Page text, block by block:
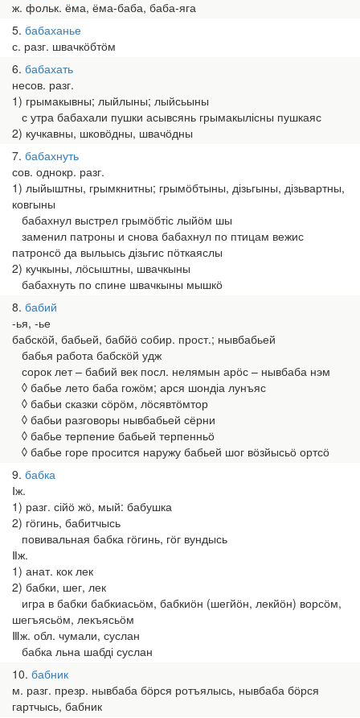
ж. фольк. ёма, ёма-баба, баба-яга
5 бабаханье
с. разг. швачкӧбтӧм
6 бабахать
несов. разг.
1) грымакывны; лыйлыны; лыйсьыны
с утра бабахали пушки асывсянь грымакылісны пушкаяс
2) кучкавны, шковӧдны, швачӧдны
7 бабахнуть
сов. однокр. разг.
1) лыйыштны, грымкнитны; грымӧбтыны, дізьгыны, дізьвартны,
ковгыны
бабахнул выстрел грымӧбтіс лыйӧм шы
заменил патроны и снова бабахнул по птицам вежис
патронсӧ да выльысь дізьгис пӧткаяслы
2) кучкыны, лӧсыштны, швачкыны
бабахнуть по спине швачкыны мышкӧ
8 бабий
-ья, -ье
бабскӧй, бабьей, бабйӧ собир. прост.; нывбабьей
бабья работа бабскӧй удж
сорок лет – бабий век посл. нелямын арӧс – нывбаба нэм
◊ бабье лето баба гожӧм; арся шондіа лунъяс
◊ бабьи сказки сӧрӧм, лӧсявтӧмтор
◊ бабьи разговоры нывбабьей сёрни
◊ бабье терпение бабьей терпенньӧ
◊ бабье горе просится наружу бабьей шог вӧзйысьӧ ортсӧ
9 бабка
Ⅰж.
1) разг. сійӧ жӧ, мый: бабушка
2) гӧгинь, бабитчысь
повивальная бабка гӧгинь, гӧг вундысь
Ⅱж.
1) анат. кок лек
2) бабки, шег, лек
игра в бабки бабкиасьӧм, бабкиӧн (шегйӧн, лекйӧн) ворсӧм,
шегъясьӧм, лекъясьӧм
Ⅲж. обл. чумали, суслан
бабка льна шабді суслан
10 бабник
м. разг. презр. нывбаба бӧрся ротъялысь, нывбаба бӧрся
гартчысь, бабник